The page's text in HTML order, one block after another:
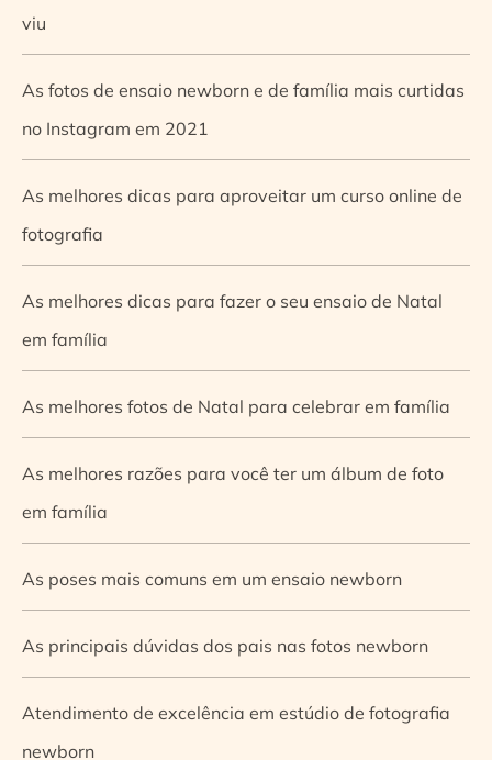
viu
As fotos de ensaio newborn e de família mais curtidas
no Instagram em 2021
As melhores dicas para aproveitar um curso online de
fotografia
As melhores dicas para fazer o seu ensaio de Natal
em família
As melhores fotos de Natal para celebrar em família
As melhores razões para você ter um álbum de foto
em família
As poses mais comuns em um ensaio newborn
As principais dúvidas dos pais nas fotos newborn
Atendimento de excelência em estúdio de fotografia
newborn